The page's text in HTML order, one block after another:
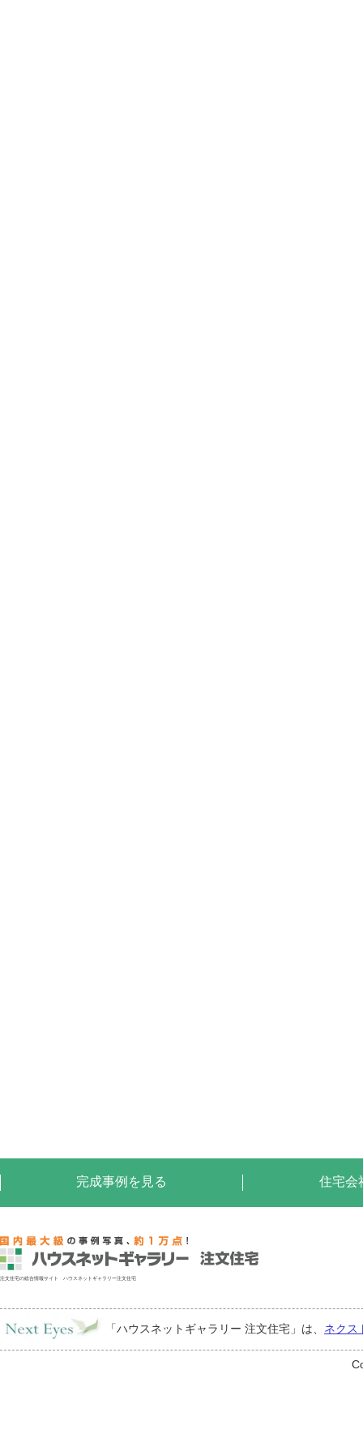
完成事例を見る 住宅会
注文住宅の総合情報サイト ハウスネットギャラリー注文住宅
「ハウスネットギャラリー 注文住宅」は、 ネクス